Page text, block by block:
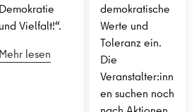
Demokratie
und Vielfalt!“.
Mehr lesen
demokratische
Werte und
Toleranz ein.
Die
Veranstalter:inn
en suchen noch